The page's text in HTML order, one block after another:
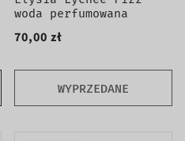
WYPRZEDANE
woda perfumowana
70,00 zł